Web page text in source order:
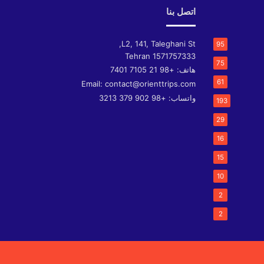
95
75
61
193
29
16
15
10
2
2
اتصل بنا
L2, 141, Taleghani St,
Tehran 1571757333
هاتف: +98 21 7105 7401
Email: contact@orienttrips.com
واتساب: +98 902 379 3213